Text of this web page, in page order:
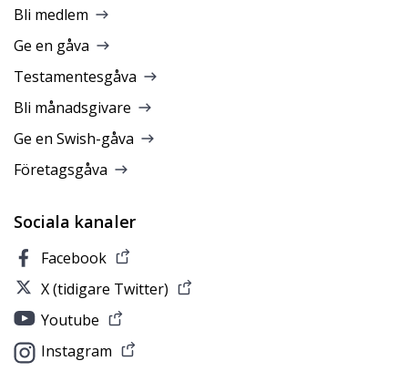
Bli medlem
Ge en gåva
Testamentesgåva
Bli månadsgivare
Ge en Swish-gåva
Företagsgåva
Sociala kanaler
Facebook
X (tidigare Twitter)
Youtube
Instagram